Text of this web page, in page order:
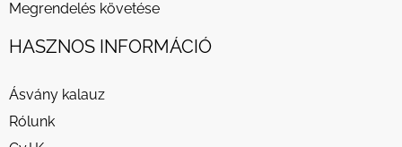
Megrendelés követése
HASZNOS INFORMÁCIÓ
Ásvány kalauz
Rólunk